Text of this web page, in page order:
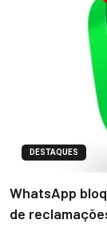
DESTAQUES
WhatsApp
de